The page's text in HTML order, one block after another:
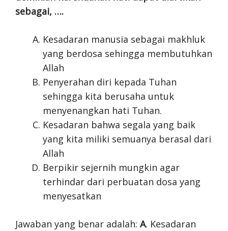
sebagai, ….
Kesadaran manusia sebagai makhluk
yang berdosa sehingga membutuhkan
Allah
Penyerahan diri kepada Tuhan
sehingga kita berusaha untuk
menyenangkan hati Tuhan.
Kesadaran bahwa segala yang baik
yang kita miliki semuanya berasal dari
Allah
Berpikir sejernih mungkin agar
terhindar dari perbuatan dosa yang
menyesatkan
Jawaban yang benar adalah: A. Kesadaran